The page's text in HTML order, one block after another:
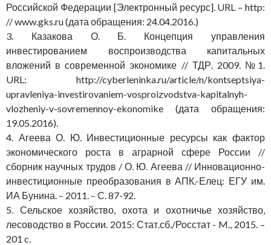
Российской Федерации [Электронный ресурс]. URL – http:
// www.gks.ru (дата обращения: 24.04.2016.)
3. Казакова О. Б. Концепция управления
инвестированием воспроизводства капитальных
вложений в современной экономике // ТДР. 2009. №1.
URL: http://cyberleninka.ru/article/n/kontseptsiya-
upravleniya-investirovaniem-vosproizvodstva-kapitalnyh-
vlozheniy-v-sovremennoy-ekonomike (дата обращения:
19.05.2016).
4. Агеева О. Ю. Инвестиционные ресурсы как фактор
экономического роста в аграрной сфере России //
сборник научных трудов / О. Ю. Агеева // Инновационно-
инвестиционные преобразования в АПК.-Елец: ЕГУ им.
ИА Бунина. – 2011. – С. 87-92.
5. Сельское хозяйство, охота и охотничье хозяйство,
лесоводство в России. 2015: Стат.сб./Росстат - M., 2015. –
201 c.